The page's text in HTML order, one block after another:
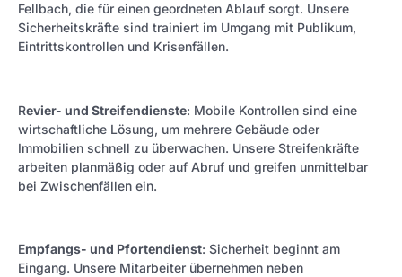
Fellbach, die für einen geordneten Ablauf sorgt. Unsere
Sicherheitskräfte sind trainiert im Umgang mit Publikum,
Eintrittskontrollen und Krisenfällen.
Revier- und Streifendienste: Mobile Kontrollen sind eine
wirtschaftliche Lösung, um mehrere Gebäude oder
Immobilien schnell zu überwachen. Unsere Streifenkräfte
arbeiten planmäßig oder auf Abruf und greifen unmittelbar
bei Zwischenfällen ein.
Empfangs- und Pfortendienst: Sicherheit beginnt am
Eingang. Unsere Mitarbeiter übernehmen neben